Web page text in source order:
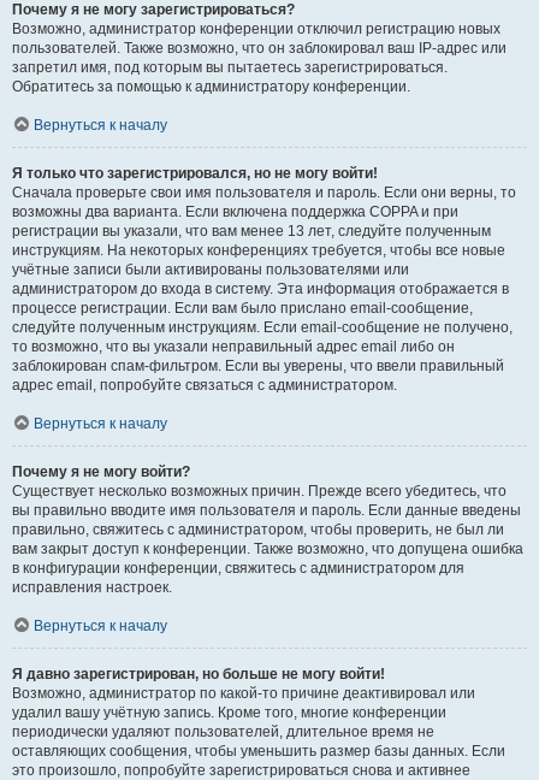
Почему я не могу зарегистрироваться?
Возможно, администратор конференции отключил регистрацию новых
пользователей. Также возможно, что он заблокировал ваш IP-адрес или
запретил имя, под которым вы пытаетесь зарегистрироваться.
Обратитесь за помощью к администратору конференции.
Вернуться к началу
Я только что зарегистрировался, но не могу войти!
Сначала проверьте свои имя пользователя и пароль. Если они верны, то
возможны два варианта. Если включена поддержка COPPA и при
регистрации вы указали, что вам менее 13 лет, следуйте полученным
инструкциям. На некоторых конференциях требуется, чтобы все новые
учётные записи были активированы пользователями или
администратором до входа в систему. Эта информация отображается в
процессе регистрации. Если вам было прислано email-сообщение,
следуйте полученным инструкциям. Если email-сообщение не получено,
то возможно, что вы указали неправильный адрес email либо он
заблокирован спам-фильтром. Если вы уверены, что ввели правильный
адрес email, попробуйте связаться с администратором.
Вернуться к началу
Почему я не могу войти?
Существует несколько возможных причин. Прежде всего убедитесь, что
вы правильно вводите имя пользователя и пароль. Если данные введены
правильно, свяжитесь с администратором, чтобы проверить, не был ли
вам закрыт доступ к конференции. Также возможно, что допущена ошибка
в конфигурации конференции, свяжитесь с администратором для
исправления настроек.
Вернуться к началу
Я давно зарегистрирован, но больше не могу войти!
Возможно, администратор по какой-то причине деактивировал или
удалил вашу учётную запись. Кроме того, многие конференции
периодически удаляют пользователей, длительное время не
оставляющих сообщения, чтобы уменьшить размер базы данных. Если
это произошло, попробуйте зарегистрироваться снова и активнее